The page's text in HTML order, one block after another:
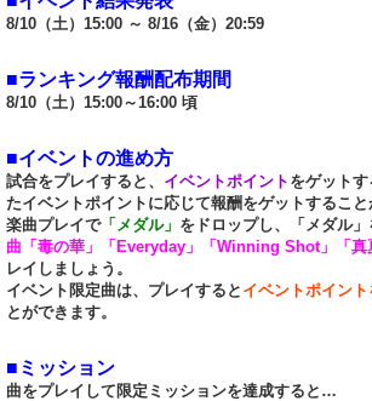
8/10（土）15:00 ～ 8/16（金）20:59
■ランキング報酬配布期間
8/10（土）15:00～16:00 頃
■イベントの進め方
試合をプレイすると、 イベントポイント をゲット
たイベントポイントに応じて報酬をゲットすること
楽曲プレイで「メダル」 をドロップし、「メダル」
曲「毒の華」「Everyday」「Winning Shot」「真
レイしましょう。
イベント限定曲は、プレイすると イベントポイン
とができます。
■ミッション
曲をプレイして限定ミッションを達成すると…